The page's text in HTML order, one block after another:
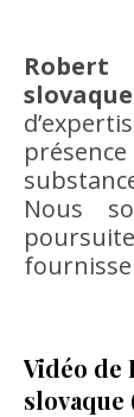
Robert Fico, premier ministre
slovaque
Nous
Vidéo
slovaque